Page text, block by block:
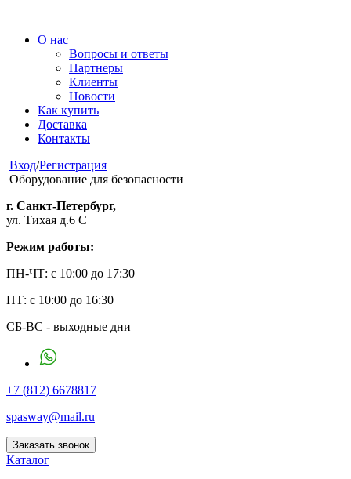
О нас
Вопросы и ответы
Партнеры
Клиенты
Новости
Как купить
Доставка
Контакты
Вход/Регистрация
Оборудование для безопасности
г. Санкт-Петербург,
ул. Тихая д.6 С
Режим работы:
ПН-ЧТ: с 10:00 до 17:30
ПТ: с 10:00 до 16:30
СБ-ВС - выходные дни
+7 (812) 6678817
spasway@mail.ru
Заказать звонок
Каталог